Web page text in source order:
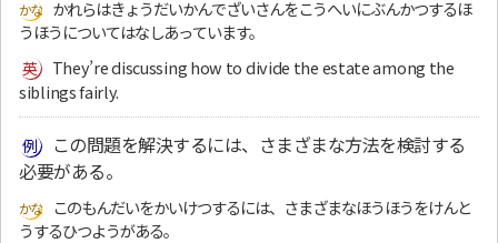
かれらはきょうだいかんでざいさんをこうへいにぶんかつするほ
うほうについてはなしあっています。
They’re discussing how to divide the estate among the
siblings fairly.
この問題を解決するには、さまざまな方法を検討する
必要がある。
このもんだいをかいけつするには、さまざまなほうほうをけんと
うするひつようがある。